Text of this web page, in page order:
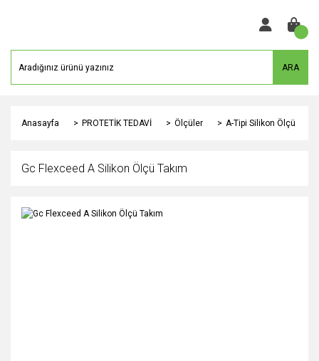
ARA
Anasayfa PROTETİK TEDAVİ Ölçüler A-Tipi Silikon Ölçü
Gc Flexceed A Silikon Ölçü Takım